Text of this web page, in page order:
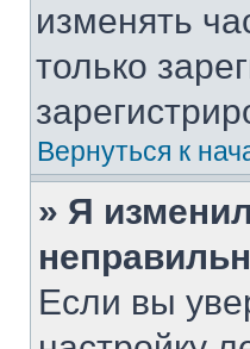
изменять
только
Вернуться к
» Я
Если вы